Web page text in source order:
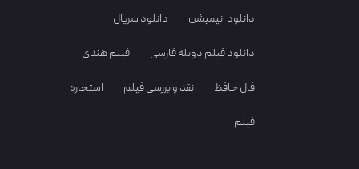
دانلود انیمیشن دانلود سریال
دانلود فیلم دوبله فارسی فیلم هندی
فال حافظ نقد و بررسی فیلم استخاره
فیلم